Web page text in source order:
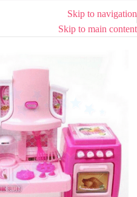
Skip to navigation
Skip to main content